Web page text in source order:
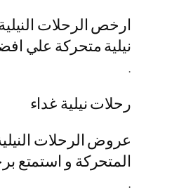
ارخص الرحلات
نيلية متحركة علي
.
رحلات نيلية غداء
عروض الرحلات
المتحركة و استمتع
.